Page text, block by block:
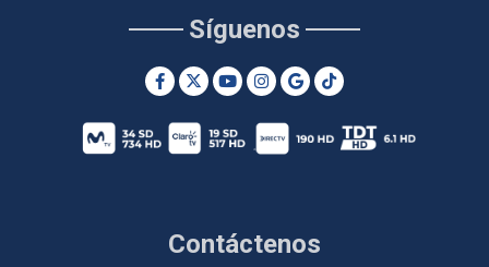
Contáctenos
Síguenos